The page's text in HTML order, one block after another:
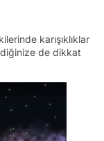
karışıklıklar
de dikkat